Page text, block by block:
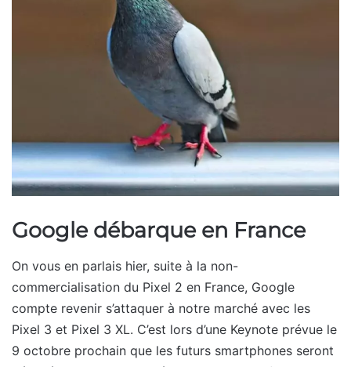
Google débarque en France
On vous en parlais hier, suite à la non-
commercialisation du Pixel 2 en France, Google
compte revenir s’attaquer à notre marché avec les
Pixel 3 et Pixel 3 XL. C’est lors d’une Keynote prévue le
9 octobre prochain que les futurs smartphones seront